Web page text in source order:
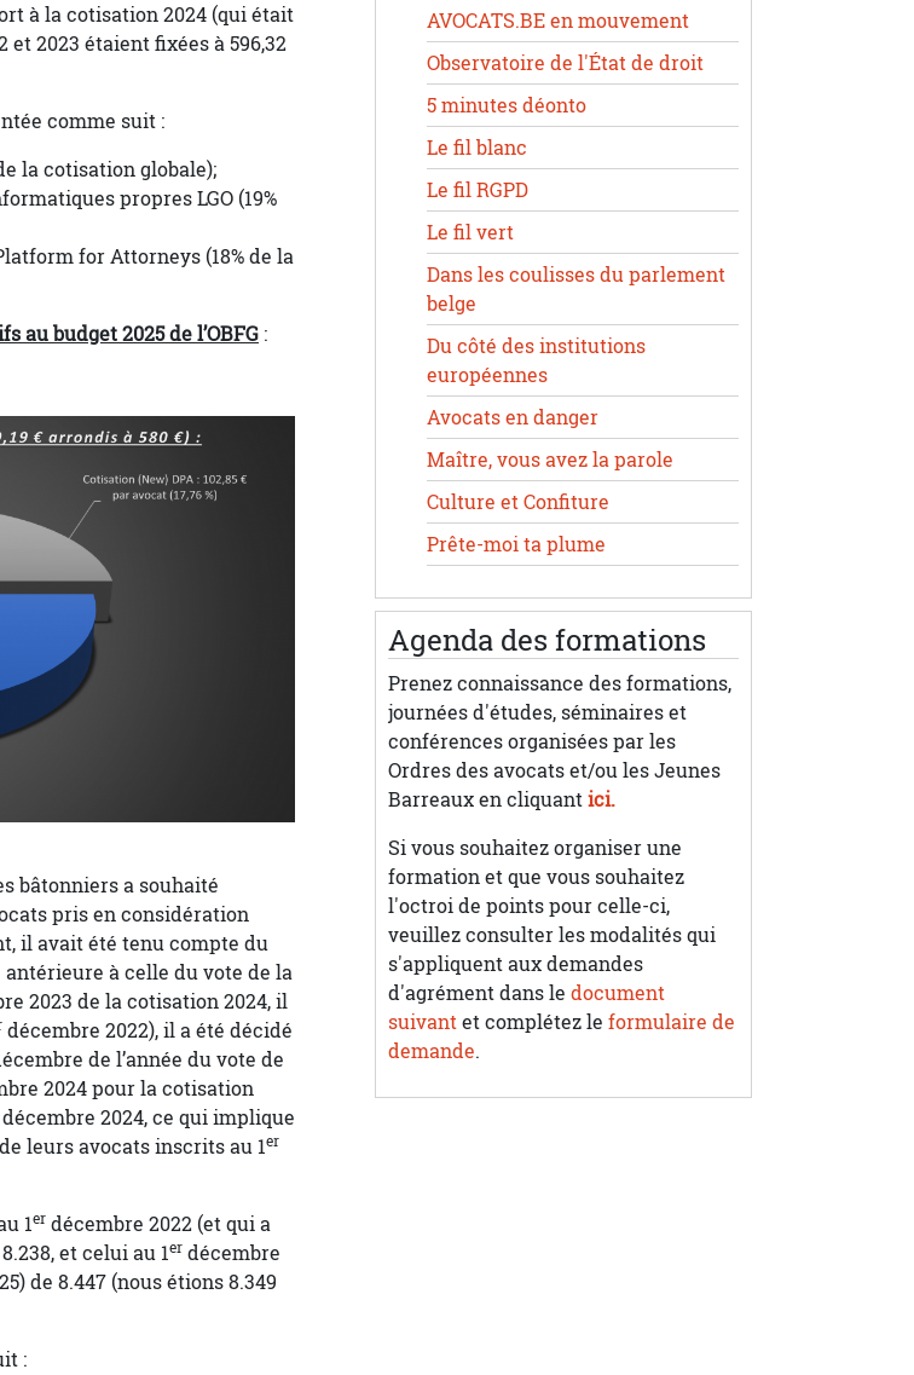
à la cotisation 2024 (qui était
et 2023 étaient fixées à 596,32
comme suit :
la cotisation globale);
propres LGO (19%
for Attorneys (18% de la
budget 2025 de l’OBFG :
bâtonniers a souhaité
pris en considération
il avait été tenu compte du
antérieure à celle du vote de la
2023 de la cotisation 2024, il
décembre 2022), il a été décidé
de l’année du vote de
2024 pour la cotisation
décembre 2024, ce qui implique
leurs avocats inscrits au 1er
1er décembre 2022 (et qui a
et celui au 1er décembre
de 8.447 (nous étions 8.349
:
AVOCATS.BE en mouvement
Observatoire de l'État de droit
5 minutes déonto
Le fil blanc
Le fil RGPD
Le fil vert
Dans les coulisses du parlement
belge
Du côté des institutions
européennes
Avocats en danger
Maître, vous avez la parole
Culture et Confiture
Prête-moi ta plume
Agenda des formations
Prenez connaissance des formations,
journées d'études, séminaires et
conférences organisées par les
Ordres des avocats et/ou les Jeunes
Barreaux en cliquantici.
Si vous souhaitez organiser une
formation et que vous souhaitez
l'octroi de points pour celle-ci,
veuillez consulter les modalités qui
s'appliquent aux demandes
d'agrément dans ledocument
suivantet complétez leformulaire de
demande.